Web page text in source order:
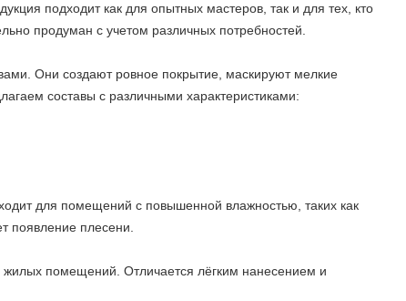
подходит как для опытных мастеров, так и для тех, кто
продуман с учетом различных потребностей.
Они создают ровное покрытие, маскируют мелкие
составы с различными характеристиками:
для помещений с повышенной влажностью, таких как
появление плесени.
жилых помещений. Отличается лёгким нанесением и